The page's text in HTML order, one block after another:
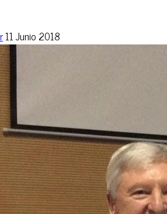
11 Junio 2018